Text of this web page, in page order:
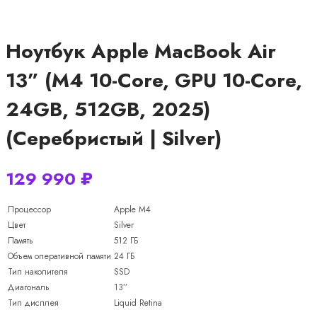
Ноутбук Apple MacBook Air
13” (M4 10-Core, GPU 10-Core,
24GB, 512GB, 2025)
(Серебристый | Silver)
129 990 ₽
Процессор
Apple M4
Цвет
Silver
Память
512 ГБ
Объем оперативной памяти 24 ГБ
Тип накопителя
SSD
Диагональ
13’’
Тип дисплея
Liquid Retina